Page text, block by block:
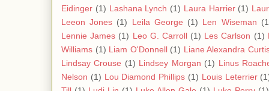
Eidinger (1) Lashana Lynch (1) Laura Harrier (1)
Leeon Jones (1) Leila George (1) Len Wiseman
Lennie James (1) Leo G. Carroll (1) Les Carlson (1)
Williams (1) Liam O'Donnell (1) Liane Alexandra
Lindsay Crouse (1) Lindsey Morgan (1) Linus
Nelson (1) Lou Diamond Phillips (1) Louis Leterrier